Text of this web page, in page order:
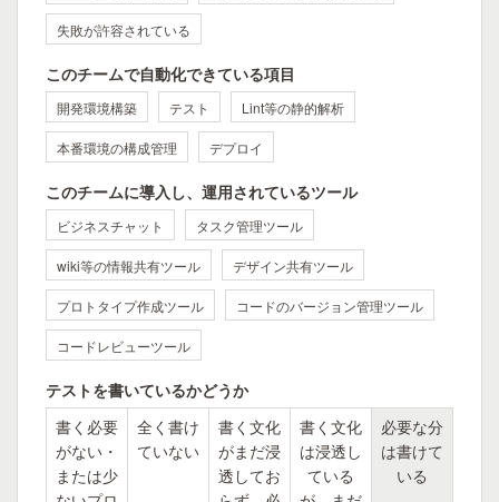
失敗が許容されている
このチームで自動化できている項目
開発環境構築 テスト Lint等の静的解析
本番環境の構成管理 デプロイ
このチームに導入し、運用されているツール
ビジネスチャット タスク管理ツール
wiki等の情報共有ツール デザイン共有ツール
プロトタイプ作成ツール コードのバージョン管理ツール
コードレビューツール
テストを書いているかどうか
書く必要
がない・
または少
全く書け
ていない
書く文化
がまだ浸
透してお
書く文化
は浸透し
ている
必要な分
は書けて
いる